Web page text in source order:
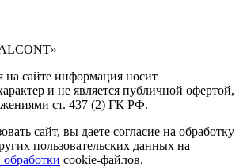
на сайте информация носит
и не является публичной офертой,
ст. 437 (2) ГК РФ.
сайт, вы даете согласие на обработку
пользовательских данных на
cookie-файлов.